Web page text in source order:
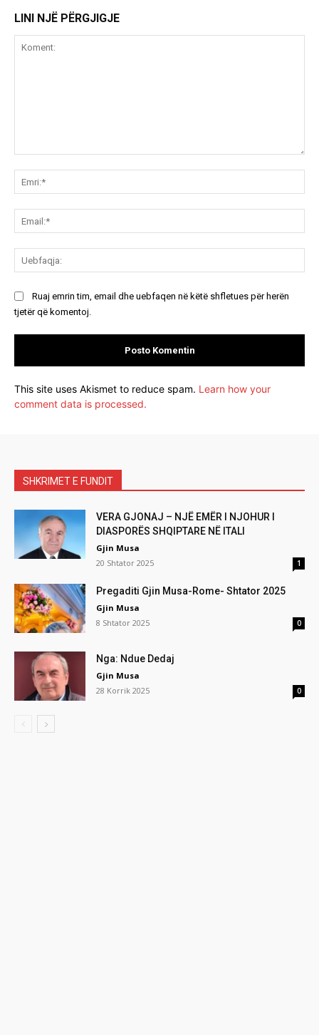
LINI NJË PËRGJIGJE
Ruaj emrin tim, email dhe uebfaqen në këtë shfletues për herën
tjetër që komentoj.
This site uses Akismet to reduce spam. Learn how your
comment data is processed.
SHKRIMET E FUNDIT
VERA GJONAJ – NJË EMËR I NJOHUR I
DIASPORËS SHQIPTARE NË ITALI
Gjin Musa
20 Shtator 2025
1
Pregaditi Gjin Musa-Rome- Shtator 2025
Gjin Musa
8 Shtator 2025
0
Nga: Ndue Dedaj
Gjin Musa
28 Korrik 2025
0